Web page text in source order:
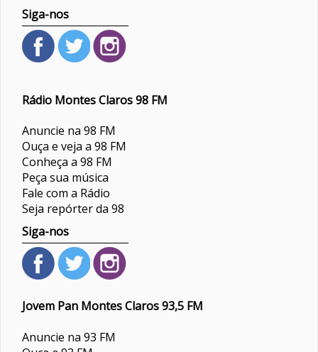
Siga-nos
Rádio Montes Claros 98 FM
Anuncie na 98 FM
Ouça e veja a 98 FM
Conheça a 98 FM
Peça sua música
Fale com a Rádio
Seja repórter da 98
Siga-nos
Jovem Pan Montes Claros 93,5 FM
Anuncie na 93 FM